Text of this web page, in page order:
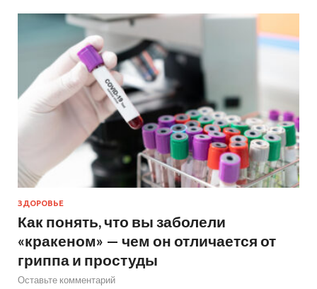
ЗДОРОВЬЕ
Как понять, что вы заболели
«кракеном» — чем он отличается от
гриппа и простуды
Оставьте комментарий